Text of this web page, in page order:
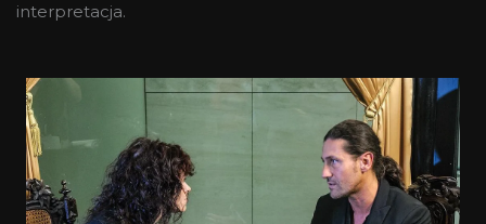
interpretacja.